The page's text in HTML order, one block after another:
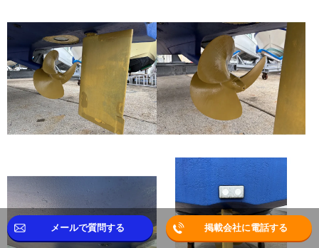
メールで質問する 掲載会社に電話する